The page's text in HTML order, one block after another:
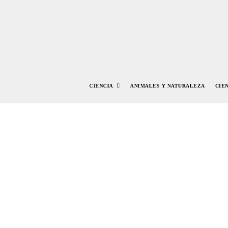
CIENCIA ANIMALES Y NATURALEZA